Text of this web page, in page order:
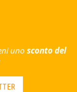
uno sconto del